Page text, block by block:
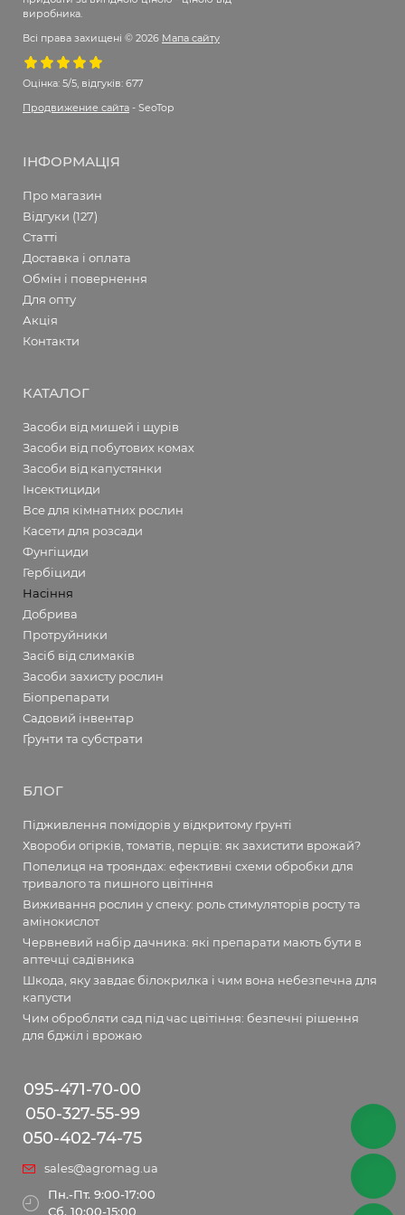
виробника.
Всі права захищені © 2026 Мапа сайту
Оцінка: 5/5, відгуків: 677
Продвижение сайта - SeoTop
ІНФОРМАЦІЯ
Про магазин
Відгуки (127)
Статті
Доставка і оплата
Обмін і повернення
Для опту
Акція
Контакти
КАТАЛОГ
Засоби від мишей і щурів
Засоби від побутових комах
Засоби від капустянки
Інсектициди
Все для кімнатних рослин
Касети для розсади
Фунгіциди
Гербіциди
Насіння
Добрива
Протруйники
Засіб від слимаків
Засоби захисту рослин
Біопрепарати
Садовий інвентар
Ґрунти та субстрати
БЛОГ
Підживлення помідорів у відкритому ґрунті
Хвороби огірків, томатів, перців: як захистити врожай?
Попелиця на трояндах: ефективні схеми обробки для
тривалого та пишного цвітіння
Виживання рослин у спеку: роль стимуляторів росту та
амінокислот
Червневий набір дачника: які препарати мають бути в
аптечці садівника
Шкода, яку завдає білокрилка і чим вона небезпечна для
капусти
Чим обробляти сад під час цвітіння: безпечні рішення
для бджіл і врожаю
095-471-70-00
050-327-55-99
050-402-74-75
sales@agromag.ua
Пн.-Пт. 9:00-17:00
Сб. 10:00-15:00